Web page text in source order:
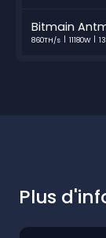
Bitmain
860TH/s 11180W
Plus